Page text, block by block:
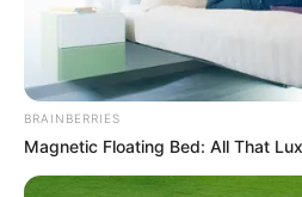
BRAINBERRIES
Magnetic Floating Bed: All That